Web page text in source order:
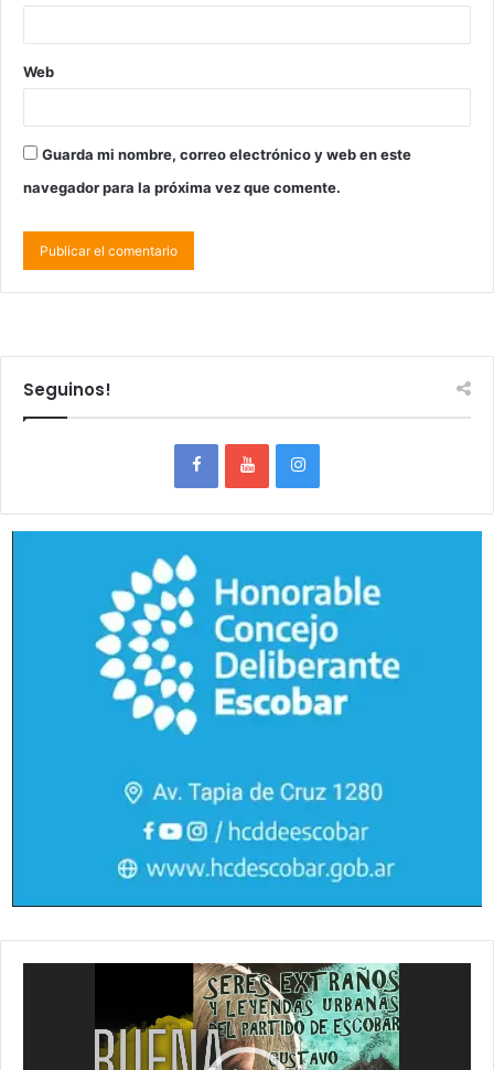
Web
Guarda mi nombre, correo electrónico y web en este
navegador para la próxima vez que comente.
Seguinos!